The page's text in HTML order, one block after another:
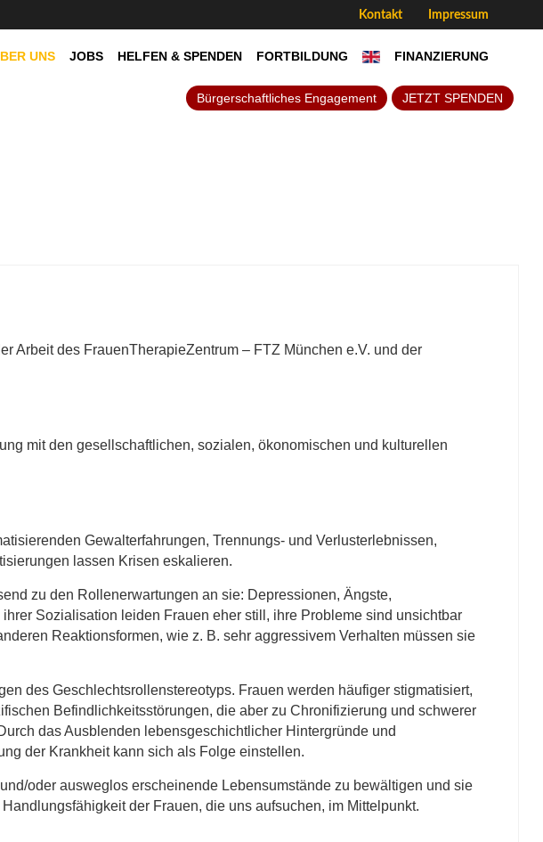
Kontakt Impressum
UNS JOBS HELFEN & SPENDEN FORTBILDUNG FINANZIERUNG
Bürgerschaftliches Engagement JETZT SPENDEN
Arbeit des FrauenTherapieZentrum – FTZ München e.V. und der
mit den gesellschaftlichen, sozialen, ökonomischen und kulturellen
Gewalterfahrungen, Trennungs- und Verlusterlebnissen,
lassen Krisen eskalieren.
zu den Rollenerwartungen an sie: Depressionen, Ängste,
Sozialisation leiden Frauen eher still, ihre Probleme sind unsichtbar
Reaktionsformen, wie z. B. sehr aggressivem Verhalten müssen sie
des Geschlechtsrollenstereotyps. Frauen werden häufiger stigmatisiert,
Befindlichkeitsstörungen, die aber zu Chronifizierung und schwerer
das Ausblenden lebensgeschichtlicher Hintergründe und
der Krankheit kann sich als Folge einstellen.
oder ausweglos erscheinende Lebensumstände zu bewältigen und sie
der Frauen, die uns aufsuchen, im Mittelpunkt.